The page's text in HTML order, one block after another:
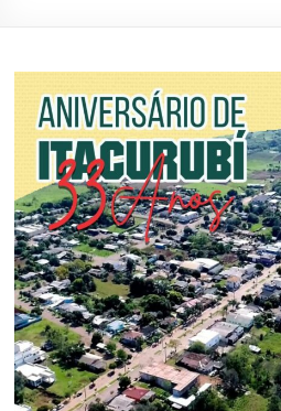
Fronteira
Oeste
–
RS
Site
da
Associação
dos
Municípios
da